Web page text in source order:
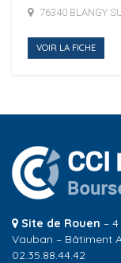
76340 BLANGY
VOIR LA FICHE
Site de Rouen –
Vauban – Bâtiment A
02.35.88.44.42